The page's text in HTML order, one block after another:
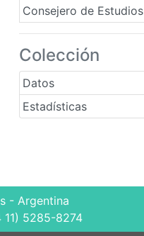
Consejero de Estudios
Colección
Datos
Estadísticas
- Argentina
11) 5285-8274